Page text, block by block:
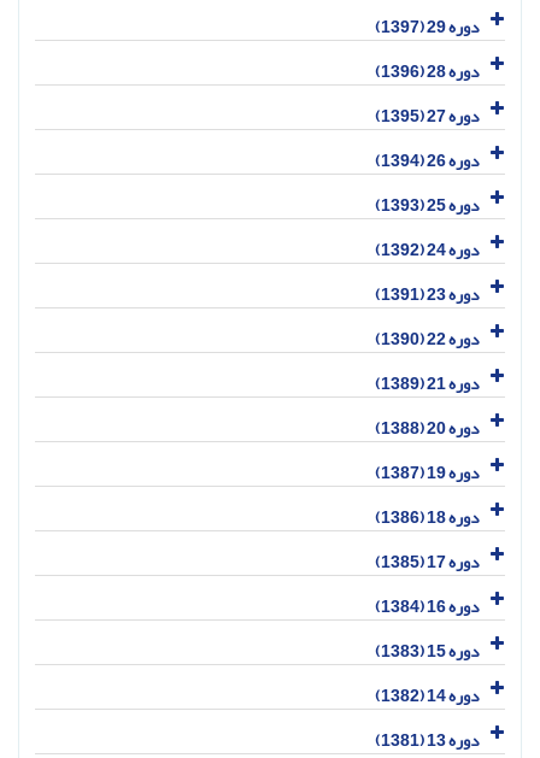
دوره 29 (1397)
دوره 28 (1396)
دوره 27 (1395)
دوره 26 (1394)
دوره 25 (1393)
دوره 24 (1392)
دوره 23 (1391)
دوره 22 (1390)
دوره 21 (1389)
دوره 20 (1388)
دوره 19 (1387)
دوره 18 (1386)
دوره 17 (1385)
دوره 16 (1384)
دوره 15 (1383)
دوره 14 (1382)
دوره 13 (1381)